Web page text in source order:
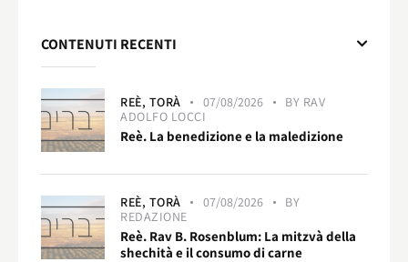
CONTENUTI RECENTI
REÈ, TORÀ 07/08/2026 BY RAV
ADOLFO LOCCI
Reè. La benedizione e la maledizione
REÈ, TORÀ 07/08/2026
BY
REDAZIONE
Reè. Rav B. Rosenblum: La mitzvà della
shechità e il consumo di carne